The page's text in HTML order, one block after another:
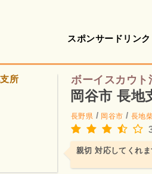
スポンサードリンク
ボーイスカウト
岡谷市 長地
長野県 / 岡谷市 / 長地
親切 対応してくれま